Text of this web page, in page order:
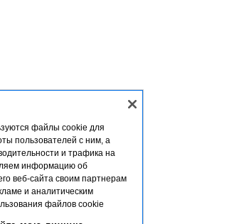
файлы cookie для
пользователей с ним, а
и трафика на
информацию об
веб-сайта своим партнерам
и аналитическим
файлов cookie